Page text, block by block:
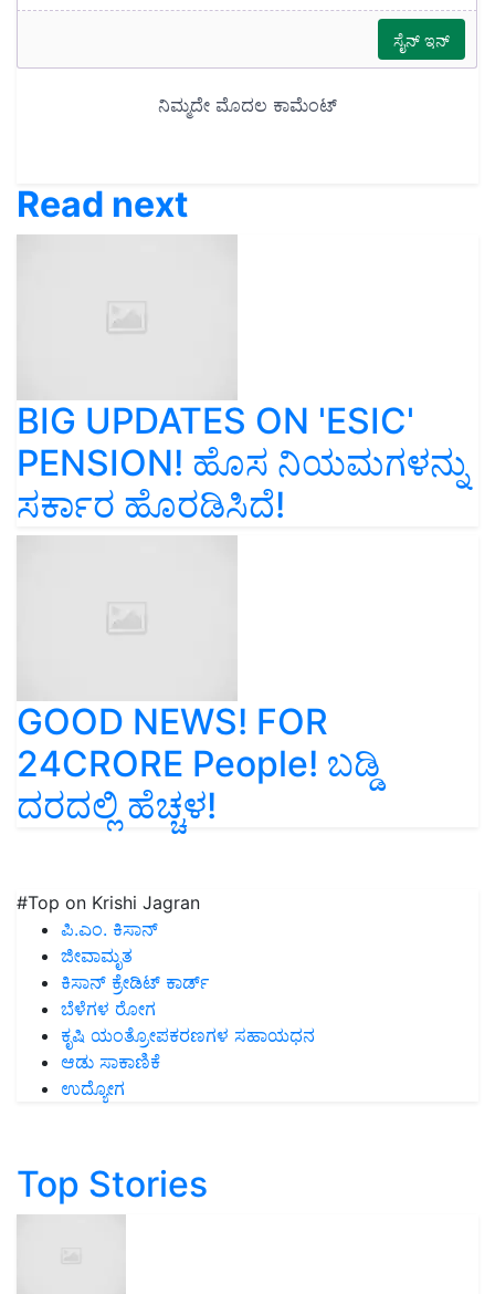
Read next
BIG UPDATES ON 'ESIC'
PENSION! ಹೊಸ ನಿಯಮಗಳನ್ನು
ಸರ್ಕಾರ ಹೊರಡಿಸಿದೆ!
GOOD NEWS! FOR
24CRORE People! ಬಡ್ಡಿ
ದರದಲ್ಲಿ ಹೆಚ್ಚಳ!
#Top on Krishi Jagran
ಪಿ.ಎಂ. ಕಿಸಾನ್
ಜೀವಾಮೃತ
ಕಿಸಾನ್ ಕ್ರೇಡಿಟ್ ಕಾರ್ಡ್
ಬೆಳೆಗಳ ರೋಗ
ಕೃಷಿ ಯಂತ್ರೋಪಕರಣಗಳ ಸಹಾಯಧನ
ಆಡು ಸಾಕಾಣಿಕೆ
ಉದ್ಯೋಗ
Top Stories